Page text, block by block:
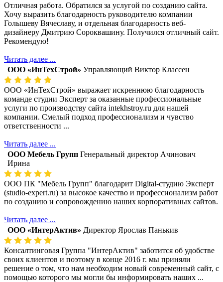
Отличная работа. Обратился за услугой по созданию сайта.
Хочу выразить благодарность руководителю компании
Голышеву Вячеславу, и отдельная благодарность веб-
дизайнеру Дмитрию Сороквашину. Получился отличный сайт.
Рекомендую!
Читать далее ...
ООО «ИнТехСтрой» Управляющий Виктор Классен
ООО «ИнТехСтрой» выражает искреннюю благодарность
команде студии Эксперт за оказанные профессиональные
услуги по производству сайта intekhstroy.ru для нашей
компании. Смелый подход профессионализм и чувство
ответственности ...
Читать далее ...
ООО Мебель Групп Генеральный директор Ачинович
Ирина
ООО ПК "Мебель Групп" благодарит Digital-студию Эксперт
(studio-expert.ru) за высокое качество и профессионализм работ
по созданию и сопровождению наших корпоративных сайтов.
Читать далее ...
ООО «ИнтерАктив» Директор Ярослав Панькив
Консалтинговая Группа "ИнтерАктив" заботится об удобстве
своих клиентов и поэтому в конце 2016 г. мы приняли
решение о том, что нам необходим новый современный сайт, с
помощью которого мы могли бы информировать наших ...